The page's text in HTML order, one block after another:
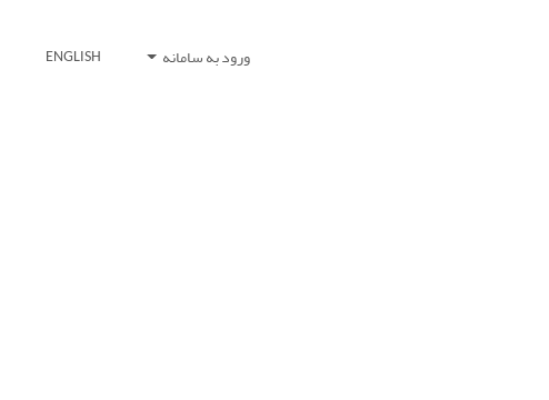
ورود به سامانه ENGLISH